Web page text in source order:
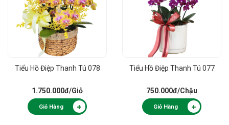
Tiểu Hồ Điệp Thanh Tú 078
1.750.000đ/Giỏ
Giỏ Hàng
Tiểu Hồ Điệp Thanh Tú 077
750.000đ/Chậu
Giỏ Hàng